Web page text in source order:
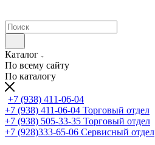
Каталог
По всему сайту
По каталогу
+7 (938) 411-06-04
+7 (938) 411-06-04 Торговый отдел
+7 (938) 505-33-35 Торговый отдел
+7 (928)333-65-06 Сервисный отдел